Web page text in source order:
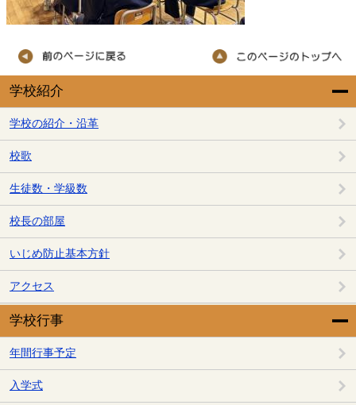
学校紹介
学校の紹介・沿革
校歌
生徒数・学級数
校長の部屋
いじめ防止基本方針
アクセス
学校行事
年間行事予定
入学式